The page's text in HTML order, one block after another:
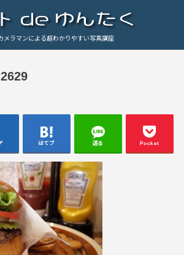
メラマンによる超わかりやすい写真講座
はてブ 送る Pocket